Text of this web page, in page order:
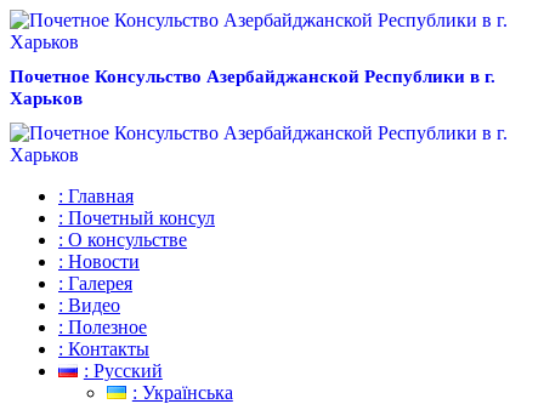
Почетное Консульство Азербайджанской Республики в г.
Харьков
: Главная
: Почетный консул
: О консульстве
: Новости
: Галерея
: Видео
: Полезное
: Контакты
: Русский
: Українська